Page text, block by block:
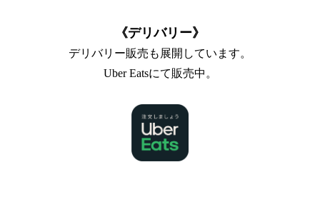
《デリバリー》
デリバリー販売も展開しています。
Uber Eatsにて販売中。